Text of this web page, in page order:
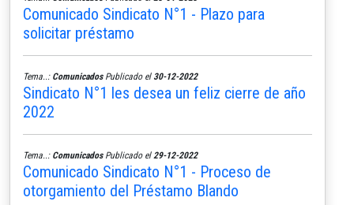
Comunicado Sindicato N°1 - Plazo para
solicitar préstamo
Tema..: ComunicadosPublicado el 30-12-2022
Sindicato N°1 les desea un feliz cierre de año
2022
Tema..: ComunicadosPublicado el 29-12-2022
Comunicado Sindicato N°1 - Proceso de
otorgamiento del Préstamo Blando